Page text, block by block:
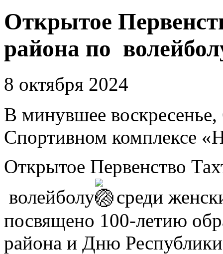
Открытое
района по
8 октября 2024
В минувшее воскресенье,
Спортивном комплексе
Открытое Первенство
волейболу
среди
посвящено 100-летию
района и Дню